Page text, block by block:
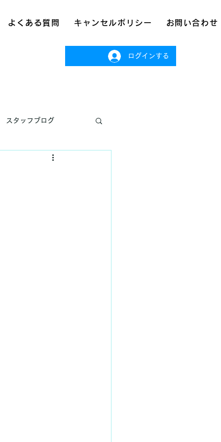
よくある質問 キャンセルポリシー お問い合わせ
ログインする
スタッフブログ